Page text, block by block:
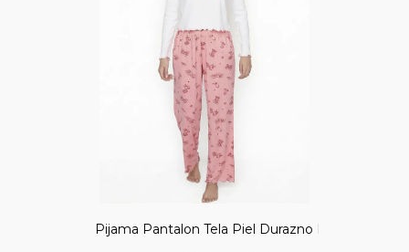
Pijama Pantalon Tela Piel Durazno De La